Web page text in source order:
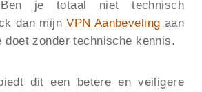
je totaal niet technisch
dan mijnVPN Aanbeveling aan
doet zonder technische kennis.
dit een betere en veiligere